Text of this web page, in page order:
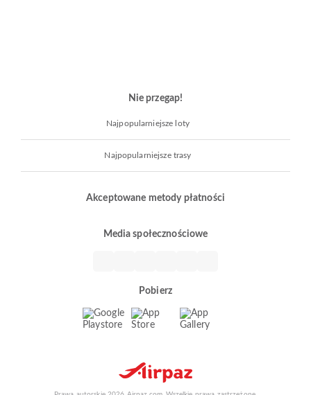
Nie przegap!
Najpopularniejsze loty
Najpopularniejsze trasy
Akceptowane metody płatności
Media społecznościowe
Pobierz